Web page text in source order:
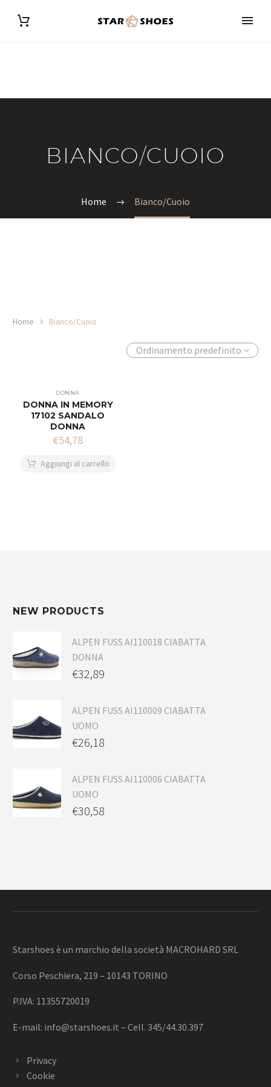
BIANCO/CUOIO
Home Bianco/Cuoio
Home Bianco/Cuoio
Ordinamento predefinito
DONNA
DONNA IN MEMORY
17102 SANDALO
DONNA
€54,78
Aggiungi al carrello
NEW PRODUCTS
ALPEN FUSS AI110018 CIABATTA
DONNA
€32,89
ALPEN FUSS AI110009 CIABATTA
UOMO
€26,18
ALPEN FUSS AI110006 CIABATTA
UOMO
€30,58
Starshoes è un marchio della società MACROHARD SRL
Corso Peschiera, 219 – 10143 TORINO
P.IVA: 11355720019
E-mail: info@starshoes.it – Cell. 345/44.30.397
Privacy
Cookie